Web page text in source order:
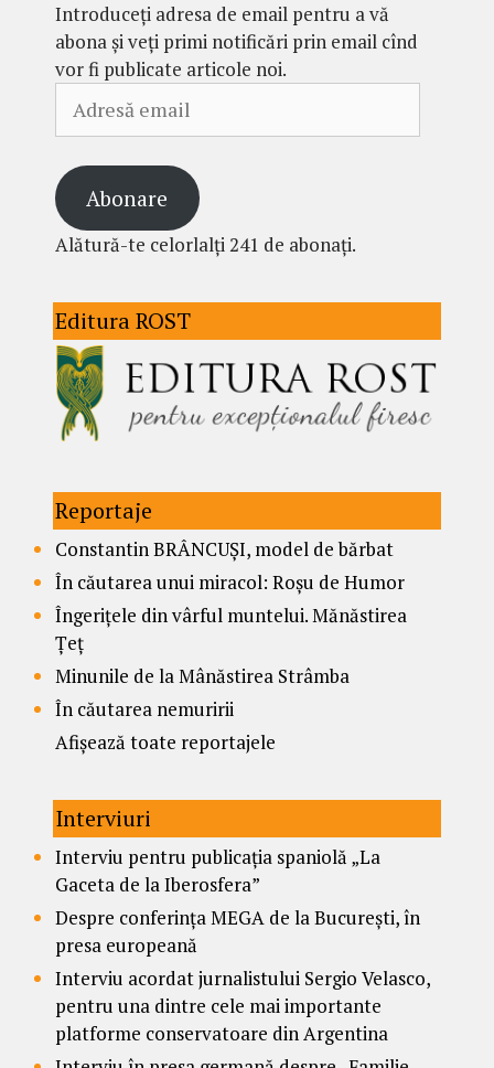
Introduceți adresa de email pentru a vă
abona și veți primi notificări prin email cînd
vor fi publicate articole noi.
email
Abonare
Alătură-te celorlalți 241 de abonați.
Editura ROST
Reportaje
Constantin BRÂNCUȘI, model de bărbat
În căutarea unui miracol: Roșu de Humor
Îngerițele din vârful muntelui. Mănăstirea
Țeț
Minunile de la Mânăstirea Strâmba
În căutarea nemuririi
Afișează toate reportajele
Interviuri
Interviu pentru publicația spaniolă „La
Gaceta de la Iberosfera”
Despre conferința MEGA de la București, în
presa europeană
Interviu acordat jurnalistului Sergio Velasco,
pentru una dintre cele mai importante
platforme conservatoare din Argentina